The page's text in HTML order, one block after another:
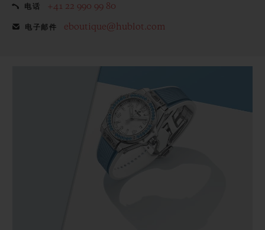
电话 +41 22 990 99 80
电子邮件 eboutique@hublot.com